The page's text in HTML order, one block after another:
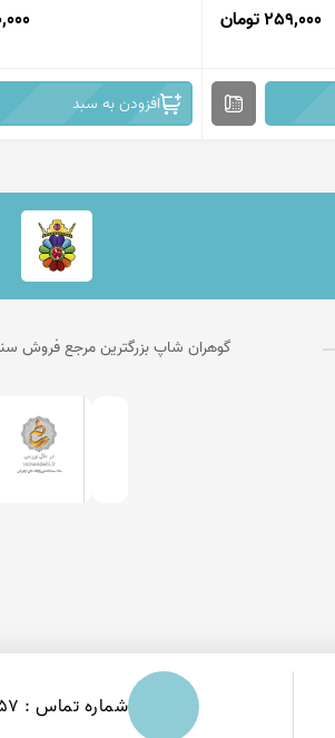
259,000 تومان
افزودن به سبد
گوهران شاپ بزرگترین مرجع فروش
شماره تماس : 09179890157